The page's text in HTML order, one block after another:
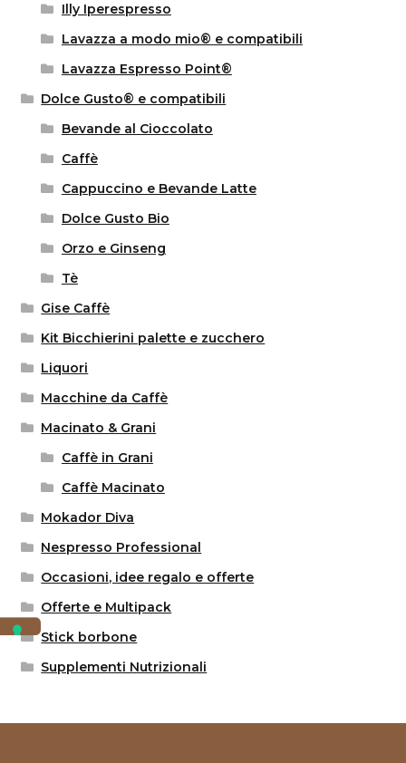
Illy Iperespresso
Lavazza a modo mio® e compatibili
Lavazza Espresso Point®
Dolce Gusto® e compatibili
Bevande al Cioccolato
Caffè
Cappuccino e Bevande Latte
Dolce Gusto Bio
Orzo e Ginseng
Tè
Gise Caffè
Kit Bicchierini palette e zucchero
Liquori
Macchine da Caffè
Macinato & Grani
Caffè in Grani
Caffè Macinato
Mokador Diva
Nespresso Professional
Occasioni, idee regalo e offerte
Offerte e Multipack
Stick borbone
Supplementi Nutrizionali